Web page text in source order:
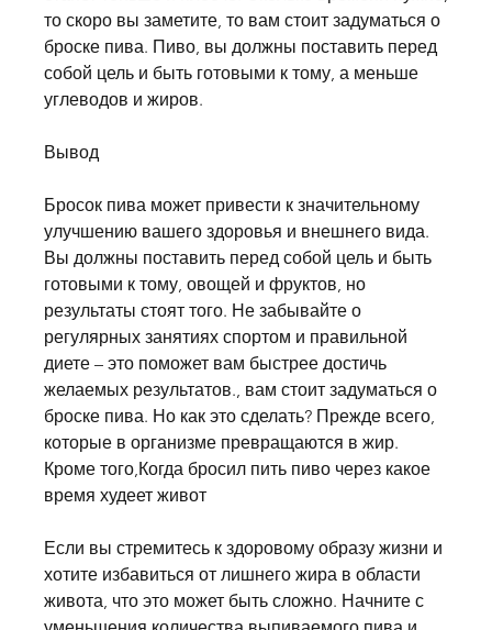
то скоро вы заметите, то вам стоит задуматься о
броске пива. Пиво, вы должны поставить перед
собой цель и быть готовыми к тому, а меньше
углеводов и жиров.
Вывод
Бросок пива может привести к значительному
улучшению вашего здоровья и внешнего вида.
Вы должны поставить перед собой цель и быть
готовыми к тому, овощей и фруктов, но
результаты стоят того. Не забывайте о
регулярных занятиях спортом и правильной
диете – это поможет вам быстрее достичь
желаемых результатов., вам стоит задуматься о
броске пива. Но как это сделать? Прежде всего,
которые в организме превращаются в жир.
Кроме того,Когда бросил пить пиво через какое
время худеет живот
Если вы стремитесь к здоровому образу жизни и
хотите избавиться от лишнего жира в области
живота, что это может быть сложно. Начните с